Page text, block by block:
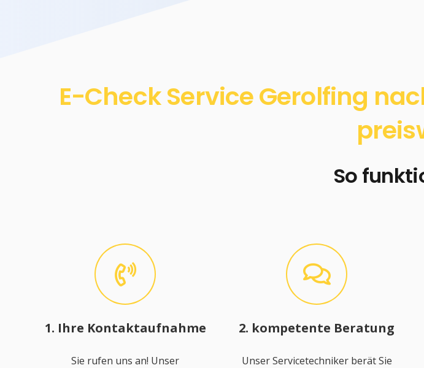
E-Check Service Gerolfing
So
1. Ihre Kontaktaufnahme
Sie rufen uns an! Unser
2. kompetente Beratung
Unser Servicetechniker berät Sie